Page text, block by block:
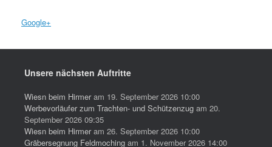
Google+
Unsere nächsten Auftritte
Wiesn beim Hirmeram 19. September 2026 10:00
Werbevorläufer zum Trachten- und Schützenzug am 20.
September 2026 09:35
Wiesn beim Hirmeram 26. September 2026 10:00
Gräbersegnung Feldmoching am 1. November 2026 14:00